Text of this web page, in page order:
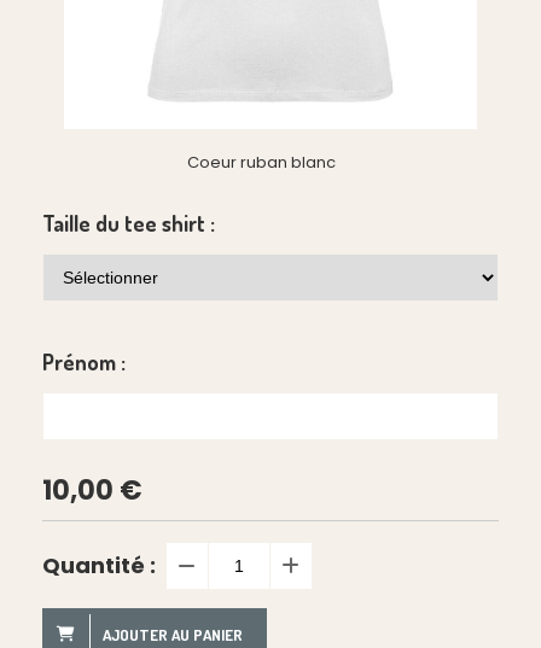
Coeur ruban blanc
Taille du tee shirt :
Prénom :
10,00 €
Quantité :
AJOUTER AU PANIER